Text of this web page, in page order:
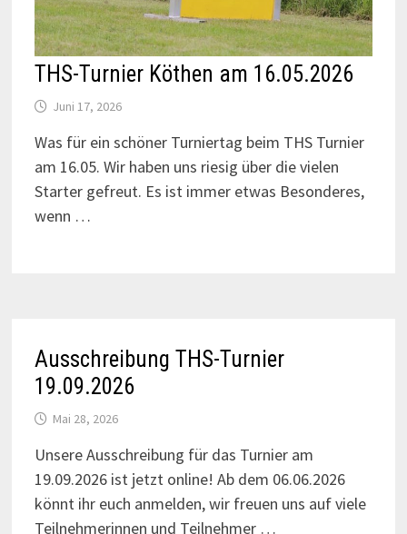
THS-Turnier Köthen am 16.05.2026
Juni 17, 2026
Was für ein schöner Turniertag beim THS Turnier
am 16.05. Wir haben uns riesig über die vielen
Starter gefreut. Es ist immer etwas Besonderes,
wenn …
Ausschreibung THS-Turnier
19.09.2026
Mai 28, 2026
Unsere Ausschreibung für das Turnier am
19.09.2026 ist jetzt online! Ab dem 06.06.2026
könnt ihr euch anmelden, wir freuen uns auf viele
Teilnehmerinnen und Teilnehmer …